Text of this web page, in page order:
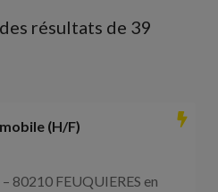
des résultats de 39
(H/F)
80210 FEUQUIERES en